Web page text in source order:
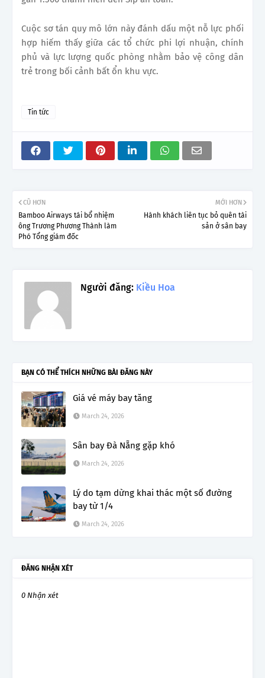
Cuộc sơ tán quy mô lớn này đánh dấu một nỗ lực phối
hợp hiếm thấy giữa các tổ chức phi lợi nhuận, chính
phủ và lực lượng quốc phòng nhằm bảo vệ công dân
trẻ trong bối cảnh bất ổn khu vực.
Tin tức
MỚI HƠN
Hành khách liên tục bỏ quên tài
sản ở sân bay
CŨ HƠN
Bamboo Airways tái bổ nhiệm
ông Trương Phương Thành làm
Phó Tổng giám đốc
Người đăng: Kiều Hoa
BẠN CÓ THỂ THÍCH NHỮNG BÀI ĐĂNG NÀY
Giá vé máy bay tăng
March 24, 2026
Sân bay Đà Nẵng gặp khó
March 24, 2026
Lý do tạm dừng khai thác một số đường
bay từ 1/4
March 24, 2026
ĐĂNG NHẬN XÉT
0 Nhận xét